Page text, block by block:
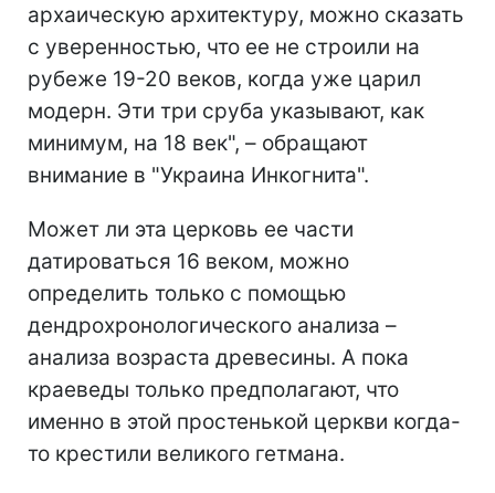
архаическую архитектуру, можно сказать
с уверенностью, что ее не строили на
рубеже 19-20 веков, когда уже царил
модерн. Эти три сруба указывают, как
минимум, на 18 век", – обращают
внимание в "Украина Инкогнита".
Может ли эта церковь ее части
датироваться 16 веком, можно
определить только с помощью
дендрохронологического анализа –
анализа возраста древесины. А пока
краеведы только предполагают, что
именно в этой простенькой церкви когда-
то крестили великого гетмана.